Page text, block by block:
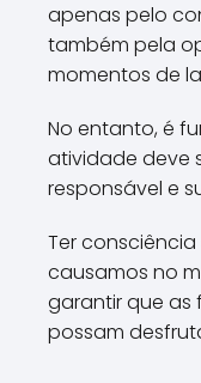
apenas pelo
também pela
momentos de
No entanto, é
atividade deve
responsável e
Ter
causamos no
garantir que as
possam